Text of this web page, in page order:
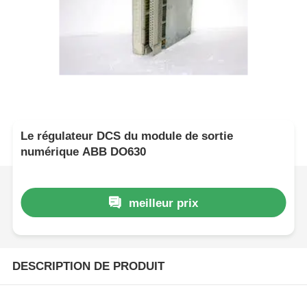
Le régulateur DCS du module de sortie
numérique ABB DO630
meilleur prix
DESCRIPTION DE PRODUIT